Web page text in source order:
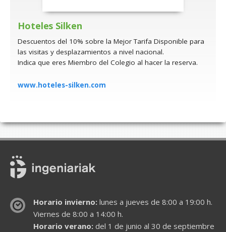
Hoteles Silken
Descuentos del 10% sobre la Mejor Tarifa Disponible para
las visitas y desplazamientos a nivel nacional.
Indica que eres Miembro del Colegio al hacer la reserva.
www.hoteles-silken.com
Horario invierno:lunes a jueves de 8:00 a 19:00 h.
Viernes de 8:00 a 14:00 h.
Horario verano:del 1 de junio al 30 de septiembre